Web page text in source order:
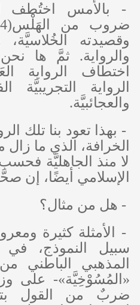
- بالأمس اختُطف
وقصيدته
والرواية. ثمَّ ها
اختطاف الرواية
الرواية التجريبيَّة
والعجائبيَّة.
- بهذا تعود بنا تلك
الخرافة، الذي ما
لا منذ الجاهليَّة
الإسلامي أيضًا، إن
- هل من مثال؟
- الأمثلة كثيرة
سبيل النموذج،
المذهبي الباطني
«المُسُوْخِيَّة»- على
ضربٌ من القول